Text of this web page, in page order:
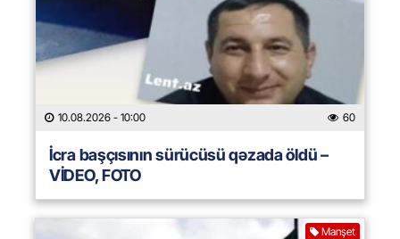
10.08.2026 - 10:00 60
İcra başçısının sürücüsü qəzada öldü –
VİDEO, FOTO
Manşet